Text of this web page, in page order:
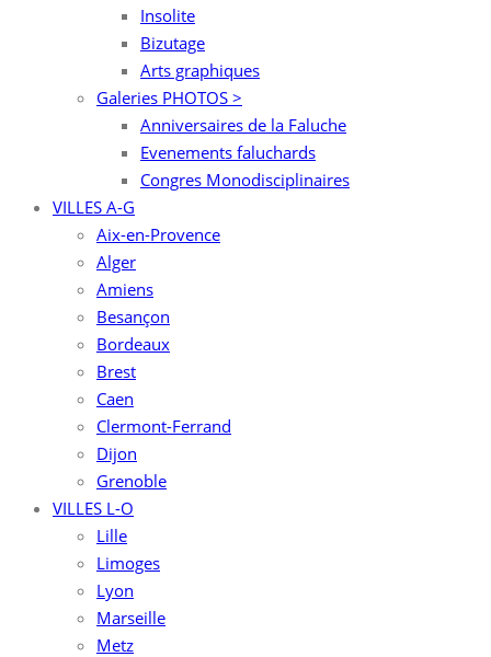
Insolite
Bizutage
Arts graphiques
Galeries PHOTOS >
Anniversaires de la Faluche
Evenements faluchards
Congres Monodisciplinaires
VILLES A-G
Aix-en-Provence
Alger
Amiens
Besançon
Bordeaux
Brest
Caen
Clermont-Ferrand
Dijon
Grenoble
VILLES L-O
Lille
Limoges
Lyon
Marseille
Metz